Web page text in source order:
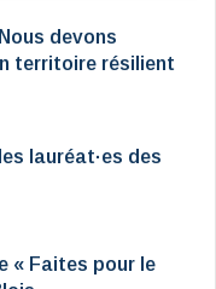
devons
territoire résilient
lauréat·es des
« Faites pour le